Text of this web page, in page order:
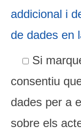
addicional i
de dades en
Si
consentiu
dades per a
sobre els